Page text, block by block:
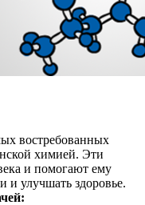
востребованных
химией. Эти
и помогают ему
и улучшать здоровье.